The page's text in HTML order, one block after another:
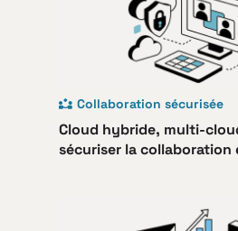
Collaboration sécurisée
Cloud hybride, multi-
sécuriser la collaboration